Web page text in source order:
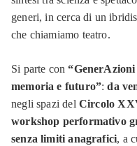
generi, in cerca di un
che chiamiamo teatro.
Si parte con
memoria e futuro”:da
negli spazi del Circolo
workshop performativo
senza limiti anagrafici, a